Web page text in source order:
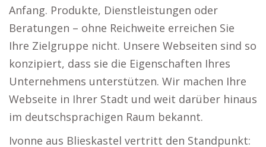
Anfang. Produkte, Dienstleistungen oder
Beratungen – ohne Reichweite erreichen Sie
Ihre Zielgruppe nicht. Unsere Webseiten sind so
konzipiert, dass sie die Eigenschaften Ihres
Unternehmens unterstützen. Wir machen Ihre
Webseite in Ihrer Stadt und weit darüber hinaus
im deutschsprachigen Raum bekannt.
Ivonne aus Blieskastel vertritt den Standpunkt: